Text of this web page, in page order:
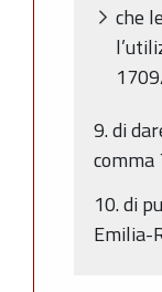
che
9. di
comma
10. di
Emilia-